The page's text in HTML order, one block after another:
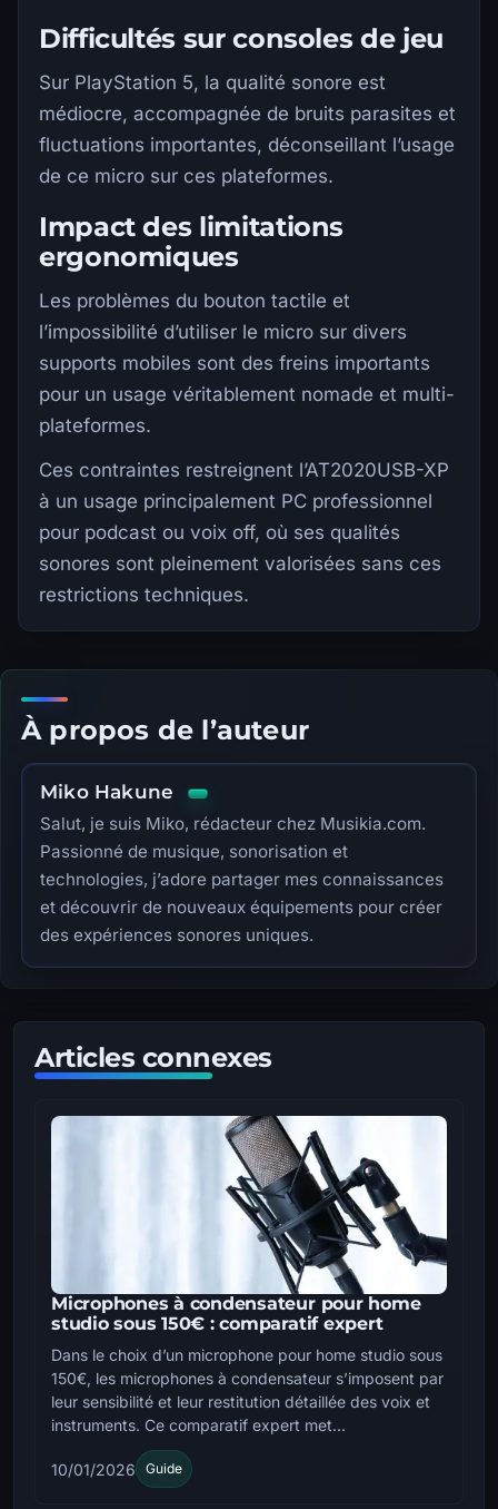
Difficultés sur consoles de jeu
Sur PlayStation 5, la qualité sonore est
médiocre, accompagnée de bruits parasites et
fluctuations importantes, déconseillant l’usage
de ce micro sur ces plateformes.
Impact des limitations
ergonomiques
Les problèmes du bouton tactile et
l’impossibilité d’utiliser le micro sur divers
supports mobiles sont des freins importants
pour un usage véritablement nomade et multi-
plateformes.
Ces contraintes restreignent l’AT2020USB-XP
à un usage principalement PC professionnel
pour podcast ou voix off, où ses qualités
sonores sont pleinement valorisées sans ces
restrictions techniques.
À propos de l’auteur
Miko Hakune
Salut, je suis Miko, rédacteur chez Musikia.com.
Passionné de musique, sonorisation et
technologies, j’adore partager mes connaissances
et découvrir de nouveaux équipements pour créer
des expériences sonores uniques.
Articles connexes
Microphones à condensateur pour home
studio sous 150€ : comparatif expert
Dans le choix d’un microphone pour home studio sous
150€, les microphones à condensateur s’imposent par
leur sensibilité et leur restitution détaillée des voix et
instruments. Ce comparatif expert met...
10/01/2026 Guide